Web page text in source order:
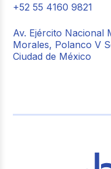
+52 55 4160 9821
Av. Ejército Nacional
Morales, Polanco V
Ciudad de México